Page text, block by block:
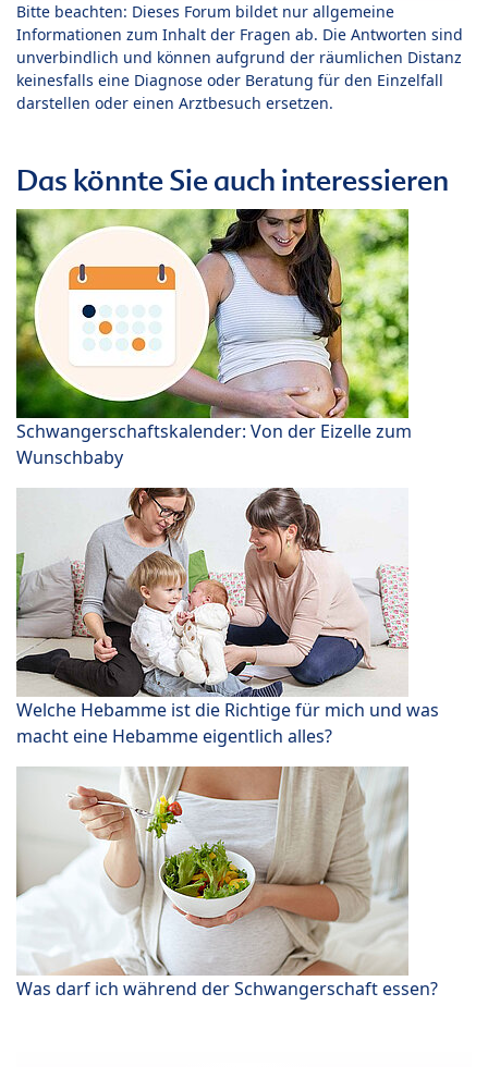
Bitte beachten: Dieses Forum bildet nur allgemeine
Informationen zum Inhalt der Fragen ab. Die Antworten sind
unverbindlich und können aufgrund der räumlichen Distanz
keinesfalls eine Diagnose oder Beratung für den Einzelfall
darstellen oder einen Arztbesuch ersetzen.
Das könnte Sie auch interessieren
Schwangerschaftskalender: Von der Eizelle zum
Wunschbaby
Welche Hebamme ist die Richtige für mich und was
macht eine Hebamme eigentlich alles?
Was darf ich während der Schwangerschaft essen?